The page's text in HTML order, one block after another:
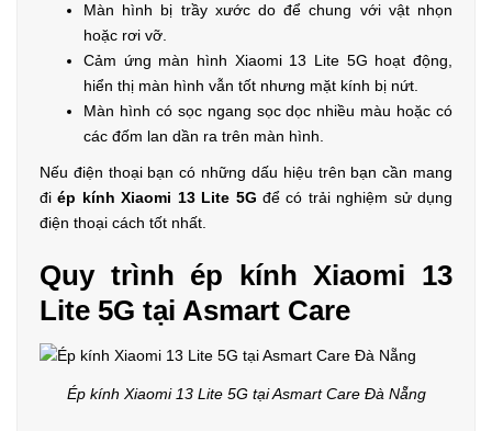
Màn hình bị trầy xước do để chung với vật nhọn
hoặc rơi vỡ.
Cảm ứng màn hình Xiaomi 13 Lite 5G hoạt động,
hiển thị màn hình vẫn tốt nhưng mặt kính bị nứt.
Màn hình có sọc ngang sọc dọc nhiều màu hoặc có
các đốm lan dần ra trên màn hình.
Nếu điện thoại bạn có những dấu hiệu trên bạn cần mang
điép kính Xiaomi 13 Lite 5G để có trải nghiệm sử dụng
điện thoại cách tốt nhất.
Quy trình ép kính Xiaomi 13
Lite 5G tại Asmart Care
Ép kính Xiaomi 13 Lite 5G tại Asmart Care Đà Nẵng